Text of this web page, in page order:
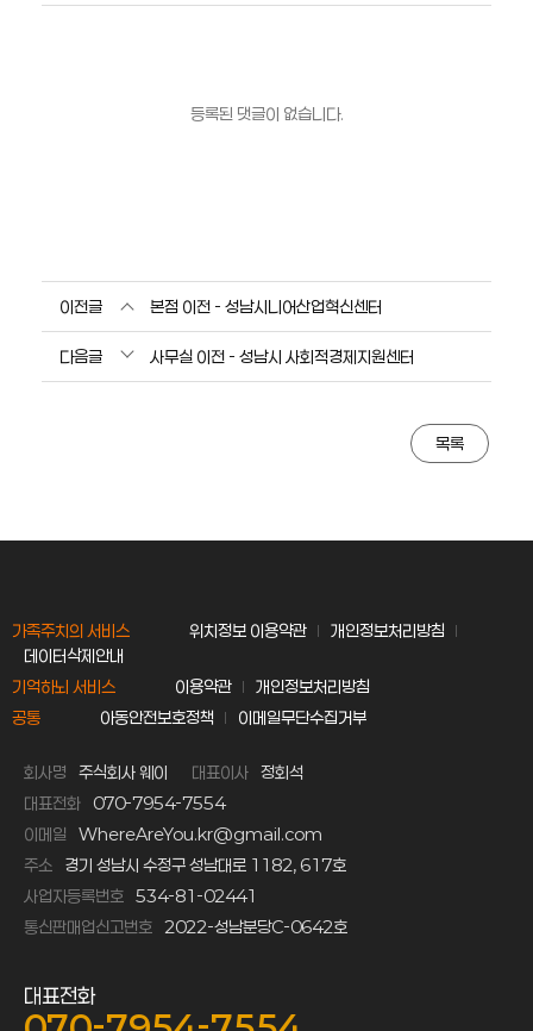
등록된 댓글이 없습니다.
이전글 본점 이전 - 성남시니어산업혁신센터
다음글 사무실 이전 - 성남시 사회적경제지원센터
목록
가족주치의 서비스 위치정보 이용약관
개인정보처리방침
데이터삭제안내
기억하뇌 서비스
이용약관
개인정보처리방침
공통
아동안전보호정책 이메일무단수집거부
회사명 주식회사 웨이 대표이사 정회석
대표전화
070-7954-7554
이메일
WhereAreYou.kr@gmail.com
주소
경기 성남시 수정구 성남대로 1182, 617호
사업자등록번호 534-81-02441
통신판매업신고번호 2022-성남분당C-0642호
대표전화